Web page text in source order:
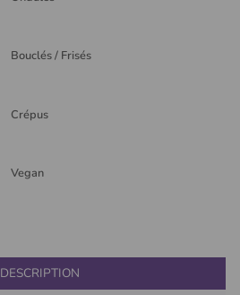
Bouclés / Frisés
Crépus
Vegan
DESCRIPTION